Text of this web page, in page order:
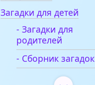
Загадки для детей
- Загадки для
родителей
- Сборник загадок